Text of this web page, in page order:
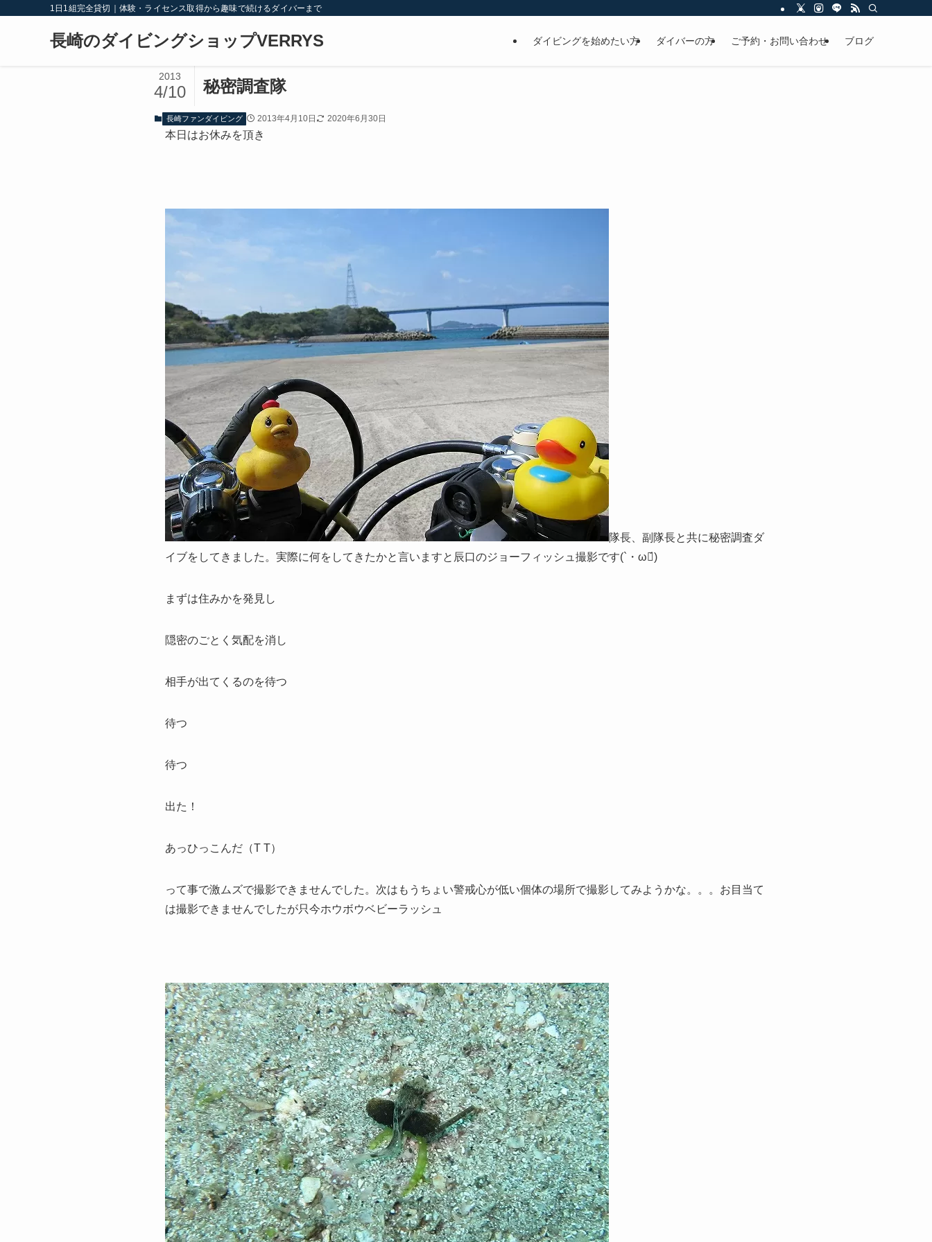
1日1組完全貸切｜体験・ライセンス取得から趣味で続けるダイバーまで
長崎のダイビングショップVERRYS ダイビングを始めたい方 ダイバーの方 ご予約・お問い合わせ ブログ
秘密調査隊
2013
4/10
長崎ファンダイビング 2013年4月10日 2020年6月30日
本日はお休みを頂き
隊長、副隊長と共に秘密調査ダ
イブをしてきました。実際に何をしてきたかと言いますと辰口のジョーフィッシュ撮影です(`・ω・́)ゝ
まずは住みかを発見し
隠密のごとく気配を消し
相手が出てくるのを待つ
待つ
待つ
出た！
あっひっこんだ（T T）
って事で激ムズで撮影できませんでした。次はもうちょい警戒心が低い個体の場所で撮影してみようかな。。。お目当て
は撮影できませんでしたが只今ホウボウベビーラッシュ